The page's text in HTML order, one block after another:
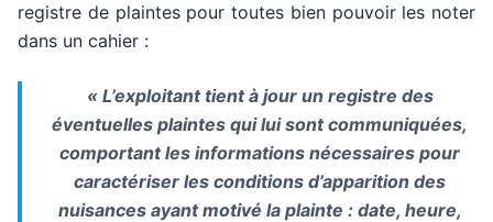
registre de plaintes pour toutes bien pouvoir les noter
dans un cahier :
« L’exploitant tient à jour un registre des
éventuelles plaintes qui lui sont communiquées,
comportant les informations nécessaires pour
caractériser les conditions d’apparition des
nuisances ayant motivé la plainte : date, heure,